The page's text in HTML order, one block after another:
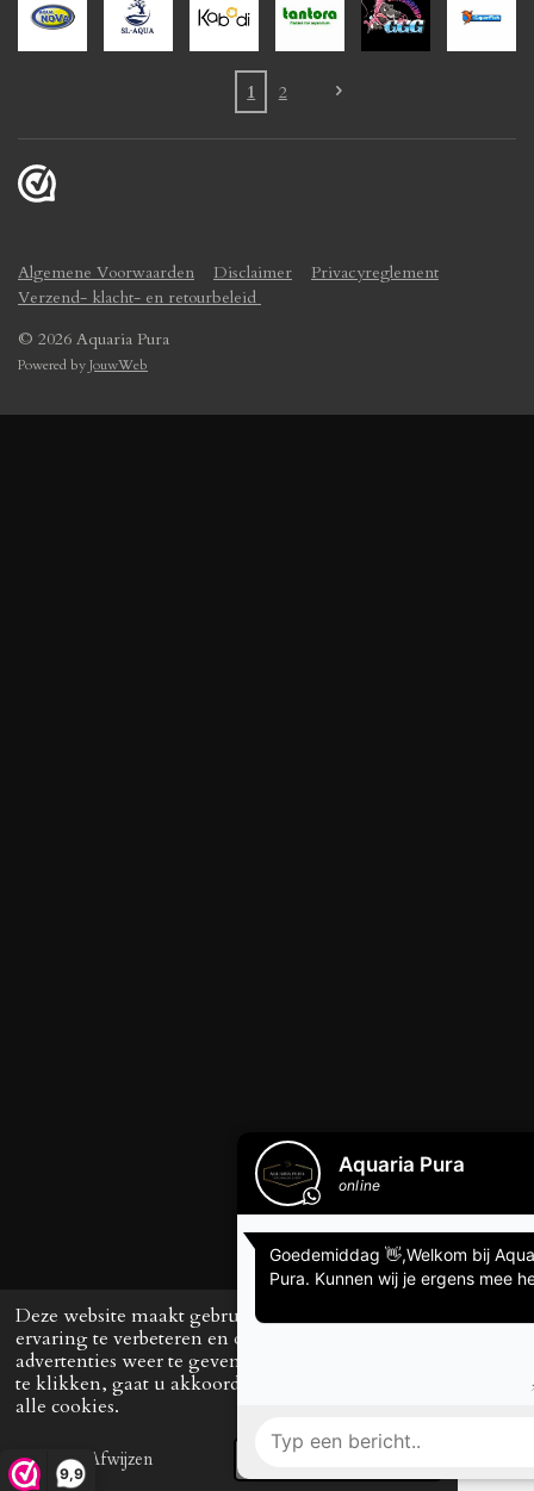
Deze website maakt gebruik van cookies om uw
ervaring te verbeteren en op maat gemaakte
advertenties weer te geven. Door op ‘Accepteren’
te klikken, gaat u akkoord met het gebruik van
alle cookies.
Afwijzen
9,9
1 2
Algemene Voorwaarden Disclaimer
Privacyreglement
Verzend- klacht- en retourbeleid
© 2026 Aquaria Pura
Powered byJouwWeb
E-mailadres Telefoonnummer